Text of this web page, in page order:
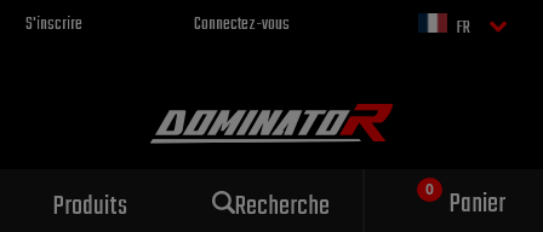
S'inscrire Connectez-vous FR
Produits Recherche Panier
Échappement sportif
pour votre moto